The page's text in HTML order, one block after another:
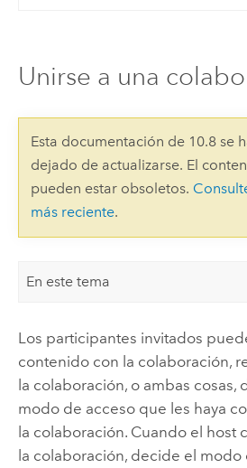
Unirse a una
Esta documentación de 10.8 se
dejado de actualizarse. El
pueden estar obsoletos.
más reciente.
En este tema
Los participantes invitados
contenido con la colaboración,
la colaboración, o ambas
modo de acceso que les haya
la colaboración. Cuando el host
la colaboración, decide el